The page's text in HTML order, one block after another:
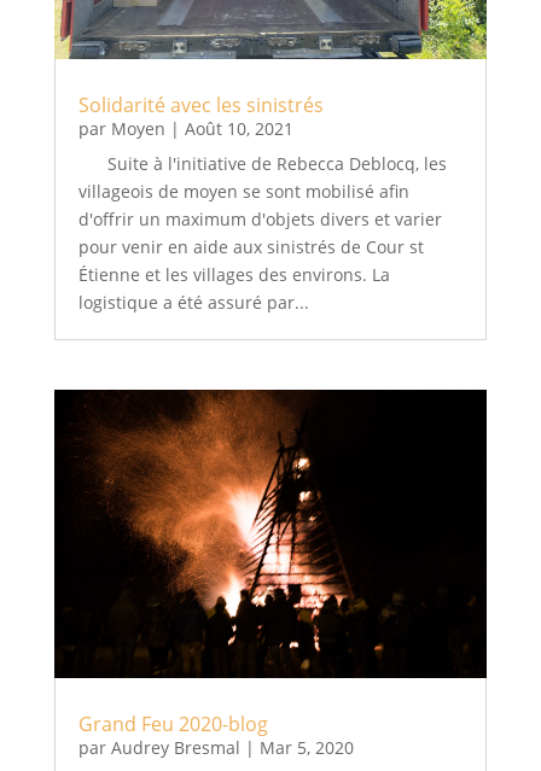
Solidarité avec les sinistrés
par Moyen | Août 10, 2021
Suite à l'initiative de Rebecca Deblocq, les
villageois de moyen se sont mobilisé afin
d'offrir un maximum d'objets divers et varier
pour venir en aide aux sinistrés de Cour st
Étienne et les villages des environs. La
logistique a été assuré par...
Grand Feu 2020-blog
par Audrey Bresmal | Mar 5, 2020